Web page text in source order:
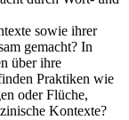
sowie ihrer
gemacht? In
über ihre
Praktiken wie
oder Flüche,
Kontexte?